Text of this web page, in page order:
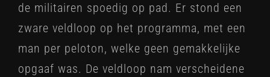
de militairen spoedig op pad. Er stond een
zware veldloop op het programma, met een
man per peloton, welke geen gemakkelijke
opgaaf was. De veldloop nam verscheidene